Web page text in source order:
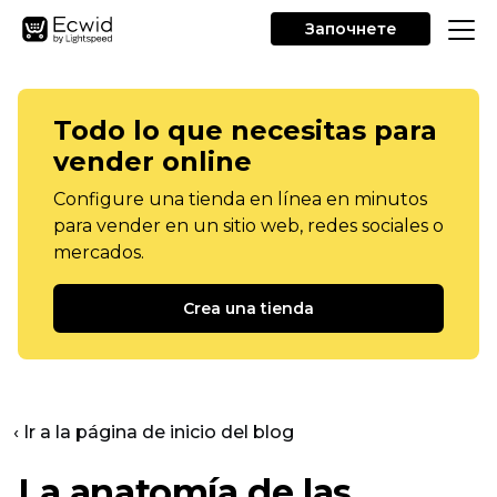
Започнете
Todo lo que necesitas para
vender online
Configure una tienda en línea en minutos
para vender en un sitio web, redes sociales o
mercados.
Crea una tienda
‹ Ir a la página de inicio del blog